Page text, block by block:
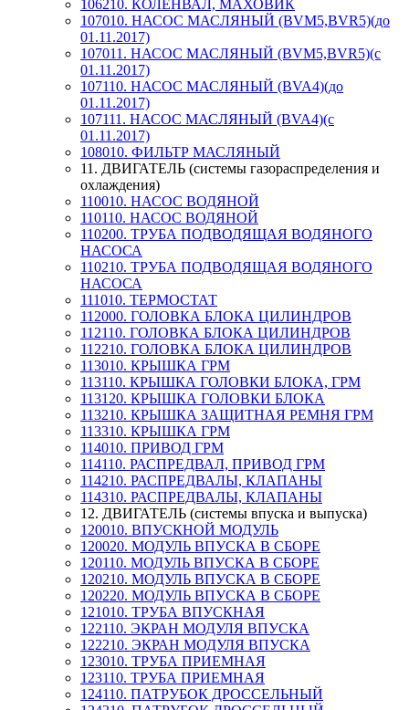
106210. КОЛЕНВАЛ, МАХОВИК
107010. НАСОС МАСЛЯНЫЙ (BVM5,BVR5)(до
01.11.2017)
107011. НАСОС МАСЛЯНЫЙ (BVM5,BVR5)(с
01.11.2017)
107110. НАСОС МАСЛЯНЫЙ (BVA4)(до
01.11.2017)
107111. НАСОС МАСЛЯНЫЙ (BVA4)(с
01.11.2017)
108010. ФИЛЬТР МАСЛЯНЫЙ
11. ДВИГАТЕЛЬ (системы газораспределения и
охлаждения)
110010. НАСОС ВОДЯНОЙ
110110. НАСОС ВОДЯНОЙ
110200. ТРУБА ПОДВОДЯЩАЯ ВОДЯНОГО
НАСОСА
110210. ТРУБА ПОДВОДЯЩАЯ ВОДЯНОГО
НАСОСА
111010. ТЕРМОСТАТ
112000. ГОЛОВКА БЛОКА ЦИЛИНДРОВ
112110. ГОЛОВКА БЛОКА ЦИЛИНДРОВ
112210. ГОЛОВКА БЛОКА ЦИЛИНДРОВ
113010. КРЫШКА ГРМ
113110. КРЫШКА ГОЛОВКИ БЛОКА, ГРМ
113120. КРЫШКА ГОЛОВКИ БЛОКА
113210. КРЫШКА ЗАЩИТНАЯ РЕМНЯ ГРМ
113310. КРЫШКА ГРМ
114010. ПРИВОД ГРМ
114110. РАСПРЕДВАЛ, ПРИВОД ГРМ
114210. РАСПРЕДВАЛЫ, КЛАПАНЫ
114310. РАСПРЕДВАЛЫ, КЛАПАНЫ
12. ДВИГАТЕЛЬ (системы впуска и выпуска)
120010. ВПУСКНОЙ МОДУЛЬ
120020. МОДУЛЬ ВПУСКА В СБОРЕ
120110. МОДУЛЬ ВПУСКА В СБОРЕ
120210. МОДУЛЬ ВПУСКА В СБОРЕ
120220. МОДУЛЬ ВПУСКА В СБОРЕ
121010. ТРУБА ВПУСКНАЯ
122110. ЭКРАН МОДУЛЯ ВПУСКА
122210. ЭКРАН МОДУЛЯ ВПУСКА
123010. ТРУБА ПРИЕМНАЯ
123110. ТРУБА ПРИЕМНАЯ
124110. ПАТРУБОК ДРОССЕЛЬНЫЙ